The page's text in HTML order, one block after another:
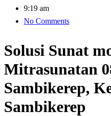
9:19 am
No Comments
Solusi Sunat
Mitrasunatan
Sambikerep,
Sambikerep